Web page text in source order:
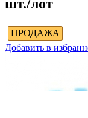
шт./лот
ПРОДАЖА
Добавить в